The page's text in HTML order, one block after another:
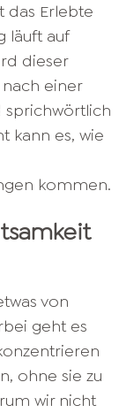
das Erlebte
läuft auf
dieser
einer
sprichwörtlich
kann es, wie
kommen.
von
geht es
ohne sie zu
wir nicht